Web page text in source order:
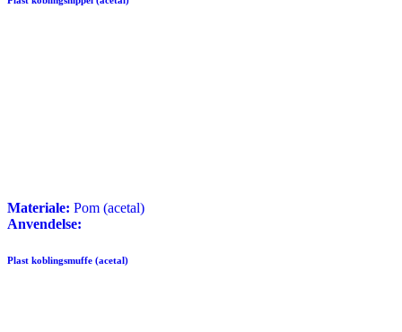
Materiale: Pom (acetal)
Anvendelse:
Plast koblingsmuffe (acetal)